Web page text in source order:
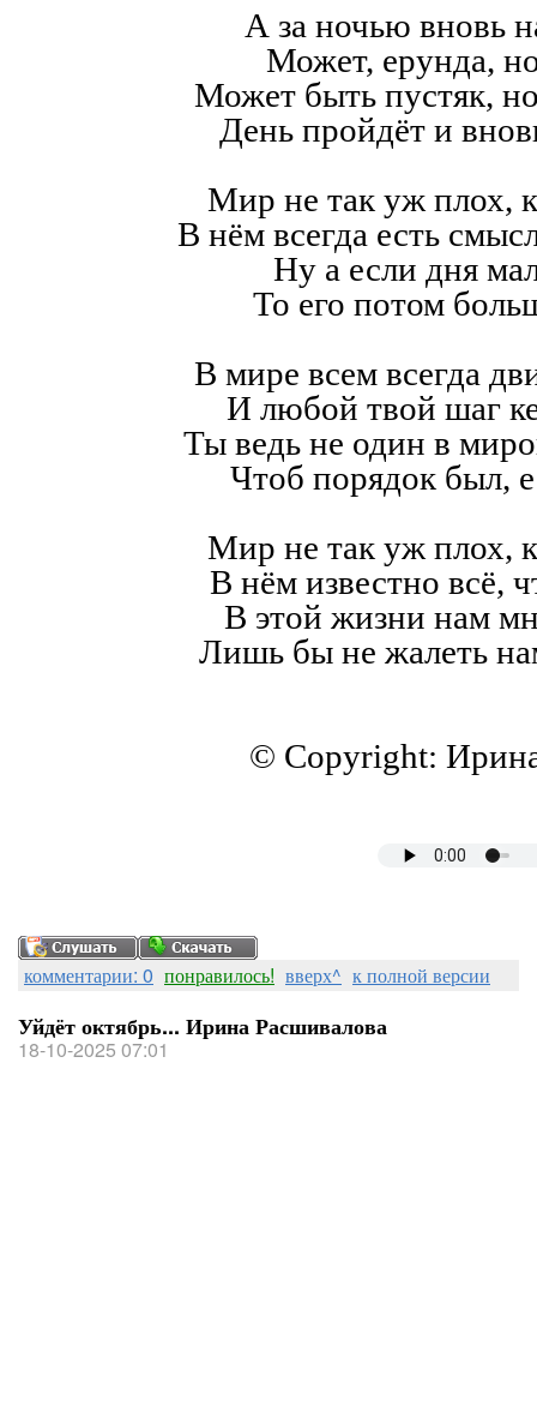
А за ночью вновь
Может, ерунда,
Может быть пустяк,
День пройдёт и
Мир не так уж плох,
В нём всегда есть
Ну а если дня
То его потом
В мире всем всегда
И любой твой шаг
Ты ведь не один в
Чтоб порядок был,
Мир не так уж плох,
В нём известно всё,
В этой жизни нам
Лишь бы не жалеть
© Copyright:
комментарии: 0 понравилось! вверх^ к полной версии
Уйдёт октябрь... Ирина Расшивалова
18-10-2025 07:01